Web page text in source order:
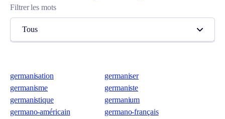
Filtrer les mots
Tous
germanisation
germaniser
germanisme
germaniste
germanistique
germanium
germano-américain
germano-français